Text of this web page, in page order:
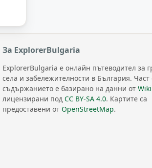
За ExplorerBulgaria
ExplorerBulgaria е онлайн пътеводител за
села и забележителности в България. Част
съдържанието е базирано на данни от
лицензирани подCC BY-SA 4.0. Картите са
предоставени отOpenStreetMap.